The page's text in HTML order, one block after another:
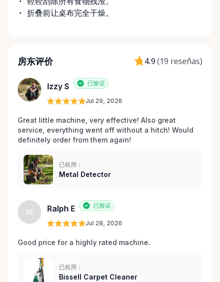
折叠前让桌布完全干燥。
房东评价 4.9(19 reseñas)
Izzy S 已验证
Jul 29, 2026
Great little machine, very effective! Also great
service, everything went off without a hitch! Would
definitely order from them again!
已租用：
Metal Detector
RE Ralph E 已验证
Jul 28, 2026
Good price for a highly rated machine.
已租用：
Bissell Carpet Cleaner